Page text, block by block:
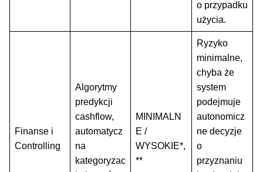
o przypadku
użycia.
Finanse i
Controlling
Algorytmy
predykcji
cashflow,
automatycz
na
kategoryzac
MINIMALN
E /
WYSOKIE*,
**
Ryzyko
minimalne,
chyba że
system
podejmuje
autonomicz
ne decyzje
o
przyznaniu